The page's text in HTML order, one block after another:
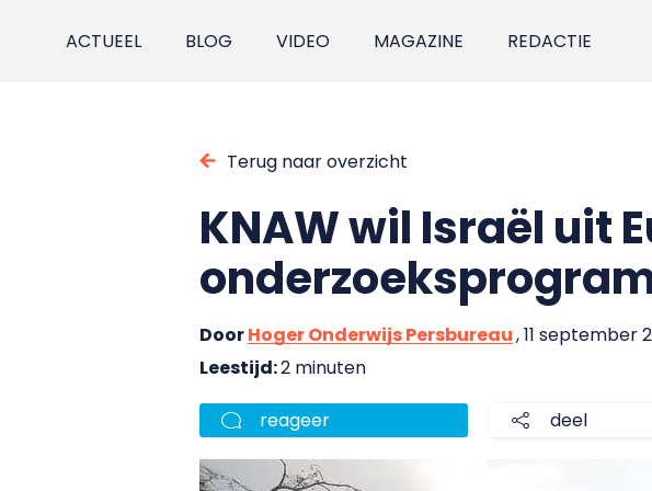
ACTUEEL BLOG VIDEO MAGAZINE REDACTIE
Terug naar overzicht
KNAW wil Israël uit
DoorHoger Onderwijs Persbureau, 11 september
Leestijd:2 minuten
reageer deel